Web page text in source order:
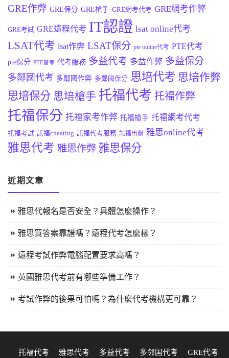
GRE作弊 GRE保分 GRE槍手 GRE網考代考 GRE網考作弊
GRE考試 GRE遠程代考 IT認證 lsat online代考
LSAT代考 lsat作弊 LSAT保分 pte online代考 PTE代考
pte保分 PTE替考 代考服務 多益代考 多益作弊 多益保分
多鄰國代考 多鄰國作弊 多鄰國保分 思培代考 思培作弊
思培保分 思培槍手 托福代考 托福作弊
托福保分 托福家考作弊 托福槍手 托福網考代考
托福考試 託福cheating 託福代考服務 託福出貓 雅思online代考
雅思代考 雅思作弊 雅思保分
近期文章
雅思代報名是否安全？具體怎麼操作？
雅思買答案靠譜嗎？遠程代考怎麼樣？
遠程考試作弊電腦配置要求高嗎？
英國雅思代考前有哪些準備工作？
考試作弊的後果可怕嗎？為什麼代考機構更可靠？
托福代考 雅思代考 多益代考 多邻国代考
GRE代考